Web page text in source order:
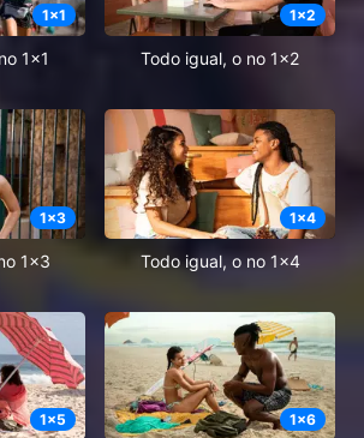
1x1
1x1
1x2
Todo igual, o no 1x2
1x3
1x3
1x4
Todo igual, o no 1x4
1x5 1x6